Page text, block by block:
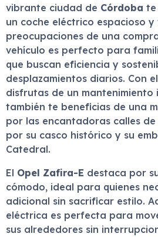
vibrante ciudad de Córdoba te
un coche eléctrico espacioso y
preocupaciones de una
vehículo es perfecto para
que buscan eficiencia y
desplazamientos diarios. Con
disfrutas de un mantenimiento
también te beneficias de una
por las encantadoras calles
por su casco histórico y su
Catedral.
El Opel Zafira-E destaca por
cómodo, ideal para quienes
adicional sin sacrificar estilo.
eléctrica es perfecta para
sus alrededores sin